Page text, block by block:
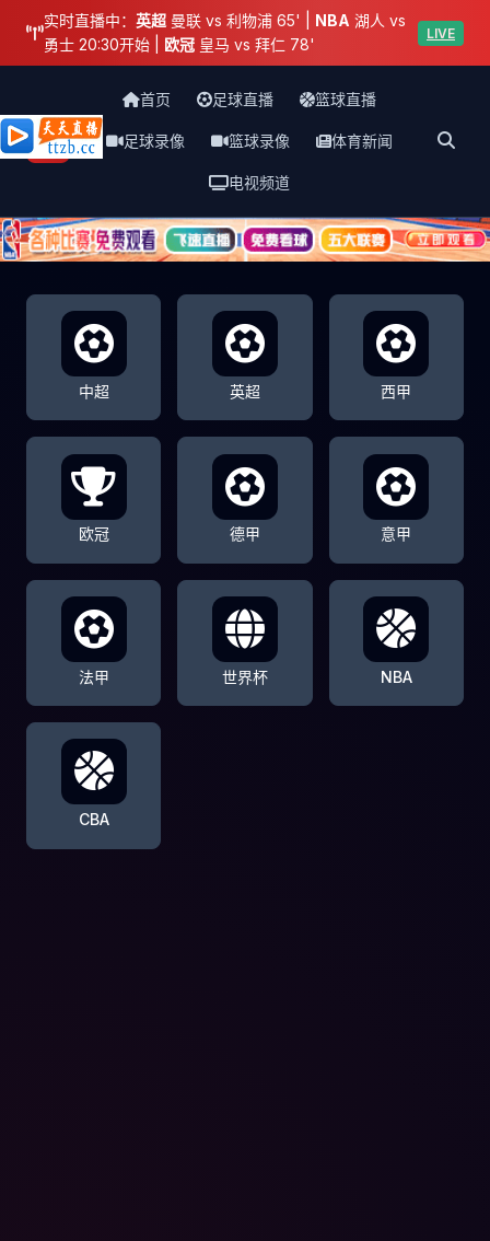
实时直播中： 英超 曼联 vs 利物浦 65' | NBA 湖人 vs
勇士 20:30开始 | 欧冠 皇马 vs 拜仁 78'
LIVE
天天直播网
首页 足球直播 篮球直播
足球录像 篮球录像 体育新闻
电视频道
中超 英超 西甲
欧冠 德甲 意甲
法甲 世界杯 NBA
CBA